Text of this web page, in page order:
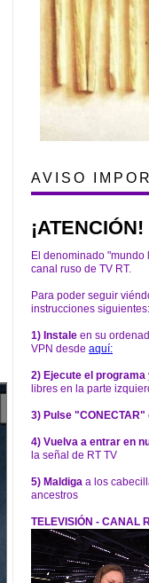
AVISO
¡ATENCIÓN!
El denominado "mundo
canal ruso de TV RT.
Para poder seguir
instrucciones siguientes:
1) Instale en su
VPN desde aquí:
2) Ejecute el programa
libres en la parte
3) Pulse "CONECTAR"
4) Vuelva a entrar en
la señal de RT TV
5) Maldiga a los
ancestros
TELEVISIÓN - CANAL